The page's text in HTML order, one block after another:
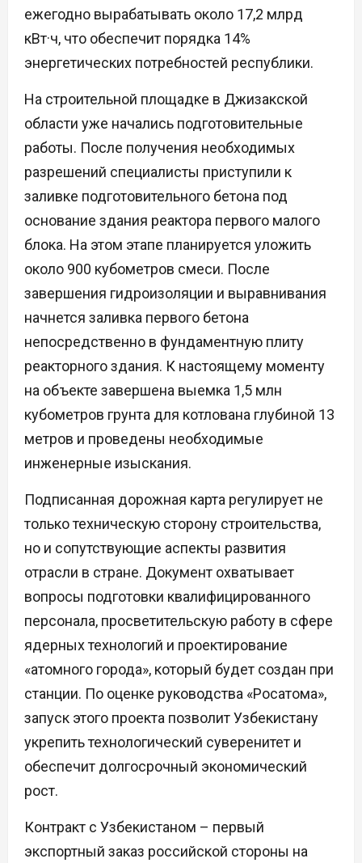
ежегодно вырабатывать около 17,2 млрд
кВт·ч, что обеспечит порядка 14%
энергетических потребностей республики.
На строительной площадке в Джизакской
области уже начались подготовительные
работы. После получения необходимых
разрешений специалисты приступили к
заливке подготовительного бетона под
основание здания реактора первого малого
блока. На этом этапе планируется уложить
около 900 кубометров смеси. После
завершения гидроизоляции и выравнивания
начнется заливка первого бетона
непосредственно в фундаментную плиту
реакторного здания. К настоящему моменту
на объекте завершена выемка 1,5 млн
кубометров грунта для котлована глубиной 13
метров и проведены необходимые
инженерные изыскания.
Подписанная дорожная карта регулирует не
только техническую сторону строительства,
но и сопутствующие аспекты развития
отрасли в стране. Документ охватывает
вопросы подготовки квалифицированного
персонала, просветительскую работу в сфере
ядерных технологий и проектирование
«атомного города», который будет создан при
станции. По оценке руководства «Росатома»,
запуск этого проекта позволит Узбекистану
укрепить технологический суверенитет и
обеспечит долгосрочный экономический
рост.
Контракт с Узбекистаном – первый
экспортный заказ российской стороны на